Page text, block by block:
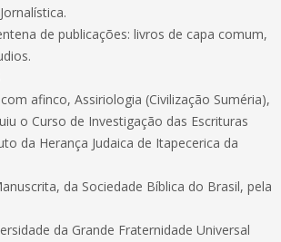
de publicações: livros de capa comum,
afinco, Assiriologia (Civilização Suméria),
o Curso de Investigação das Escrituras
da Herança Judaica de Itapecerica da
da Sociedade Bíblica do Brasil, pela
da Grande Fraternidade Universal